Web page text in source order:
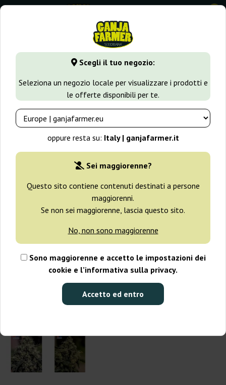
Scegli il tuo negozio:
Seleziona un negozio locale per visualizzare i prodotti e
le offerte disponibili per te.
oppure resta su: Italy | ganjafarmer.it
Sei maggiorenne?
Questo sito contiene contenuti destinati a persone
maggiorenni.
Se non sei maggiorenne, lascia questo sito.
No, non sono maggiorenne
Sono maggiorenne e accetto le impostazioni dei
cookie e l’informativa sulla privacy.
Accetto ed entro
0
GanjaFarmer.it Varietà di Cannabis Lemon Haze